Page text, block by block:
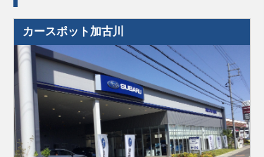
カースポット加古川